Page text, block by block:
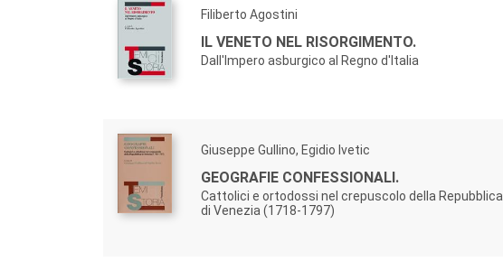
Filiberto Agostini
IL VENETO NEL RISORGIMENTO.
Dall'Impero asburgico al Regno d'Italia
Giuseppe Gullino, Egidio Ivetic
GEOGRAFIE CONFESSIONALI.
Cattolici e ortodossi nel crepuscolo della Repubblica
di Venezia (1718-1797)